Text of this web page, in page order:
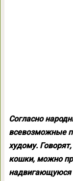
Согласно
всевозможные
худому.
кошки, можно
надвигающуюся